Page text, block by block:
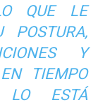
QUE LE
POSTURA,
Y
TIEMPO
LO ESTÁ